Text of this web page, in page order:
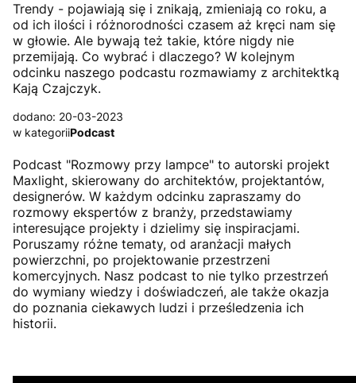
Trendy - pojawiają się i znikają, zmieniają co roku, a
od ich ilości i różnorodności czasem aż kręci nam się
w głowie. Ale bywają też takie, które nigdy nie
przemijają. Co wybrać i dlaczego? W kolejnym
odcinku naszego podcastu rozmawiamy z architektką
Kają Czajczyk.
dodano: 20-03-2023
w kategoriiPodcast
Podcast "Rozmowy przy lampce" to autorski projekt
Maxlight, skierowany do architektów, projektantów,
designerów. W każdym odcinku zapraszamy do
rozmowy ekspertów z branży, przedstawiamy
interesujące projekty i dzielimy się inspiracjami.
Poruszamy różne tematy, od aranżacji małych
powierzchni, po projektowanie przestrzeni
komercyjnych. Nasz podcast to nie tylko przestrzeń
do wymiany wiedzy i doświadczeń, ale także okazja
do poznania ciekawych ludzi i prześledzenia ich
historii.